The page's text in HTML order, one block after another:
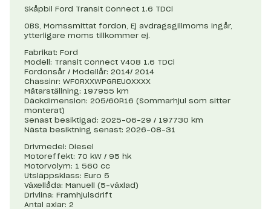
Skåpbil Ford Transit Connect 1.6 TDCi
OBS, Momssmittat fordon, Ej avdragsgillmoms ingår,
ytterligare moms tillkommer ej.
Fabrikat: Ford
Modell: Transit Connect V408 1.6 TDCi
Fordonsår / Modellår: 2014/ 2014
Chassinr: WF0RXXWPGREU0XXXX
Mätarställning: 197955 km
Däckdimension: 205/60R16 (Sommarhjul som sitter
monterat)
Senast besiktigad: 2025-06-29 / 197730 km
Nästa besiktning senast: 2026-08-31
Drivmedel: Diesel
Motoreffekt: 70 kW / 95 hk
Motorvolym: 1 560 cc
Utsläppsklass: Euro 5
Växellåda: Manuell (5-växlad)
Drivlina: Framhjulsdrift
Antal axlar: 2